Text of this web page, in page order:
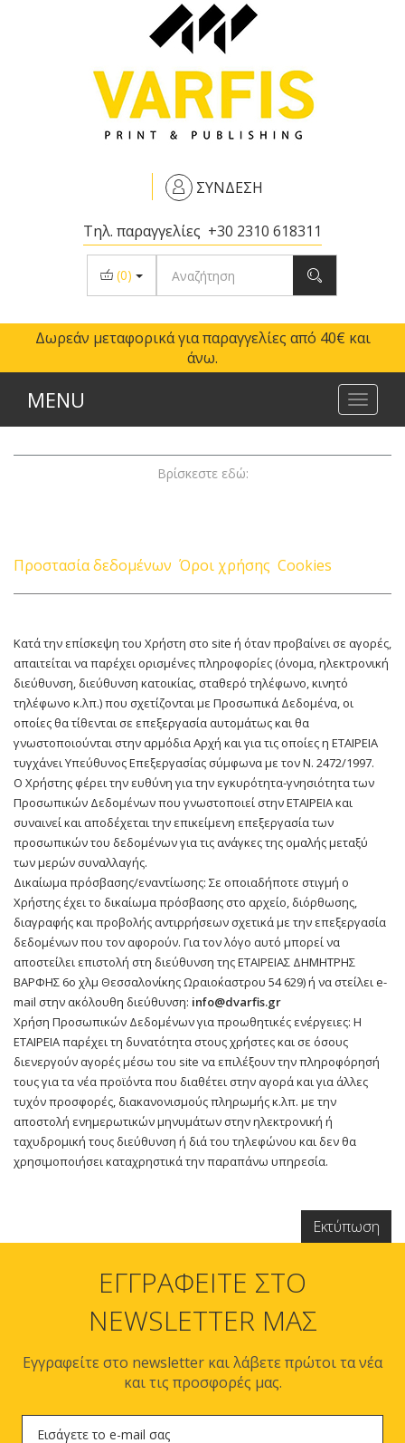
ΣΥΝΔΕΣΗ
Τηλ. παραγγελίες +30 2310 618311
(0)
Δωρεάν μεταφορικά για παραγγελίες από 40€ και
άνω.
Toggle
MENU
Βρίσκεστε εδώ:
Προστασία δεδομένων Όροι χρήσης Cookies
Κατά την επίσκεψη του Χρήστη στο site ή όταν προβαίνει σε αγορές,
απαιτείται να παρέχει ορισμένες πληροφορίες (όνομα, ηλεκτρονική
διεύθυνση, διεύθυνση κατοικίας, σταθερό τηλέφωνο, κινητό
τηλέφωνο κ.λπ.) που σχετίζονται με Προσωπικά Δεδομένα, οι
οποίες θα τίθενται σε επεξεργασία αυτομάτως και θα
γνωστοποιούνται στην αρμόδια Αρχή και για τις οποίες η ΕΤΑΙΡΕΙΑ
τυγχάνει Υπεύθυνος Επεξεργασίας σύμφωνα με τον Ν. 2472/1997.
Ο Χρήστης φέρει την ευθύνη για την εγκυρότητα-γνησιότητα των
Προσωπικών Δεδομένων που γνωστοποιεί στην ΕΤΑΙΡΕΙΑ και
συναινεί και αποδέχεται την επικείμενη επεξεργασία των
προσωπικών του δεδομένων για τις ανάγκες της ομαλής μεταξύ
των μερών συναλλαγής.
Δικαίωμα πρόσβασης/εναντίωσης: Σε οποιαδήποτε στιγμή ο
Χρήστης έχει το δικαίωμα πρόσβασης στο αρχείο, διόρθωσης,
διαγραφής και προβολής αντιρρήσεων σχετικά με την επεξεργασία
δεδομένων που τον αφορούν. Για τον λόγο αυτό μπορεί να
αποστείλει επιστολή στη διεύθυνση της ΕΤΑΙΡΕΙΑΣ ΔΗΜΗΤΡΗΣ
ΒΑΡΦΗΣ 6ο χλμ Θεσσαλονίκης Ωραιο΄καστρου 54 629) ή να στείλει e-
mail στην ακόλουθη διεύθυνση: info@dvarfis.gr
Χρήση Προσωπικών Δεδομένων για προωθητικές ενέργειες: Η
ΕΤΑΙΡΕΙΑ παρέχει τη δυνατότητα στους χρήστες και σε όσους
διενεργούν αγορές μέσω του site να επιλέξουν την πληροφόρησή
τους για τα νέα προϊόντα που διαθέτει στην αγορά και για άλλες
τυχόν προσφορές, διακανονισμούς πληρωμής κ.λπ. με την
αποστολή ενημερωτικών μηνυμάτων στην ηλεκτρονική ή
ταχυδρομική τους διεύθυνση ή διά του τηλεφώνου και δεν θα
χρησιμοποιήσει καταχρηστικά την παραπάνω υπηρεσία.
ΕΓΓΡΑΦΕΙΤΕ ΣΤΟ
NEWSLETTER ΜΑΣ
Εγγραφείτε στο newsletter και λάβετε πρώτοι τα νέα
και τις προσφορές μας.